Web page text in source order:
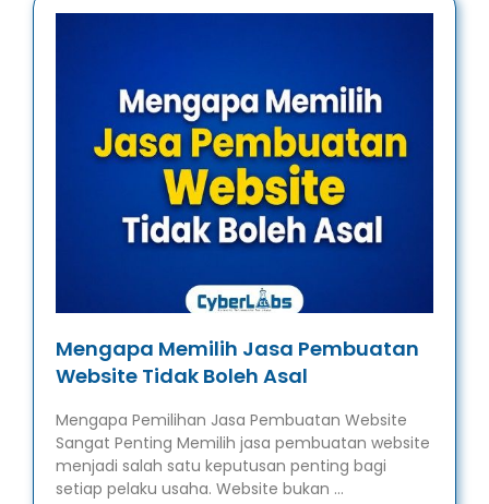
Mengapa Memilih Jasa Pembuatan
Website Tidak Boleh Asal
Mengapa Pemilihan Jasa Pembuatan Website
Sangat Penting Memilih jasa pembuatan website
menjadi salah satu keputusan penting bagi
setiap pelaku usaha. Website bukan …